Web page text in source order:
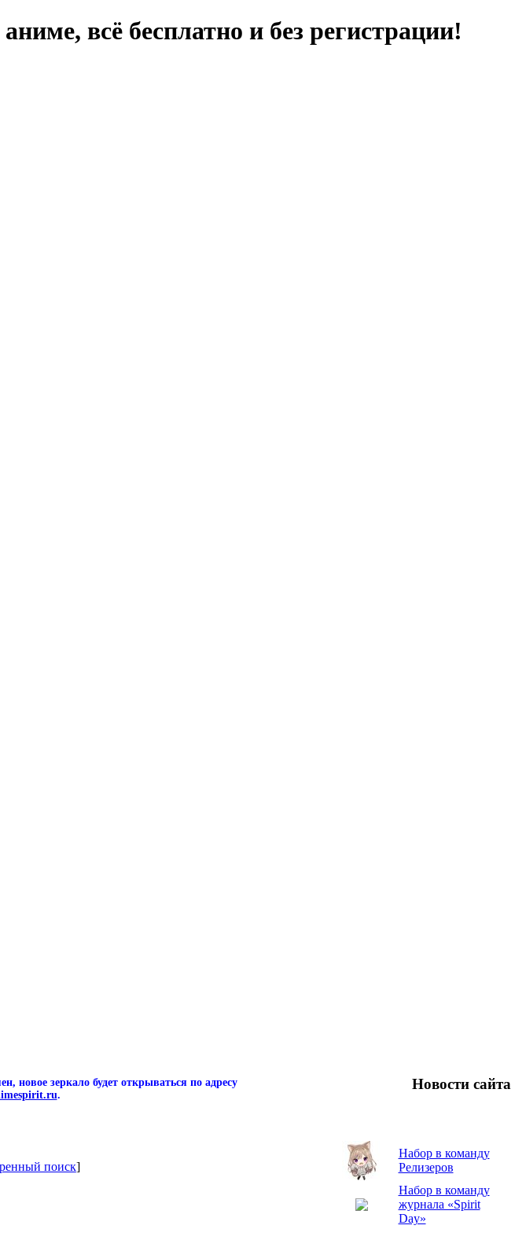
всё бесплатно и без регистрации!
новое зеркало будет открываться по адресу
.
поиск]
Новости сайта
Набор в команду
Релизеров
Набор в команду
журнала «Spirit
Day»